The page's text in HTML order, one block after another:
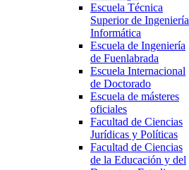
Escuela Técnica
Superior de Ingeniería
Informática
Escuela de Ingeniería
de Fuenlabrada
Escuela Internacional
de Doctorado
Escuela de másteres
oficiales
Facultad de Ciencias
Jurídicas y Políticas
Facultad de Ciencias
de la Educación y del